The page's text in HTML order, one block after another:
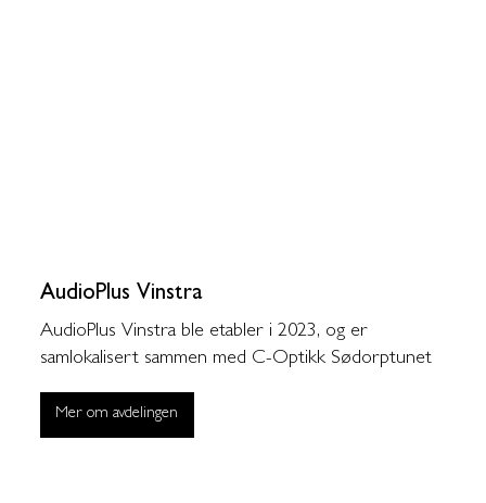
AudioPlus Vinstra
AudioPlus Vinstra ble etabler i 2023, og er
samlokalisert sammen med C-Optikk Sødorptunet
Mer om avdelingen